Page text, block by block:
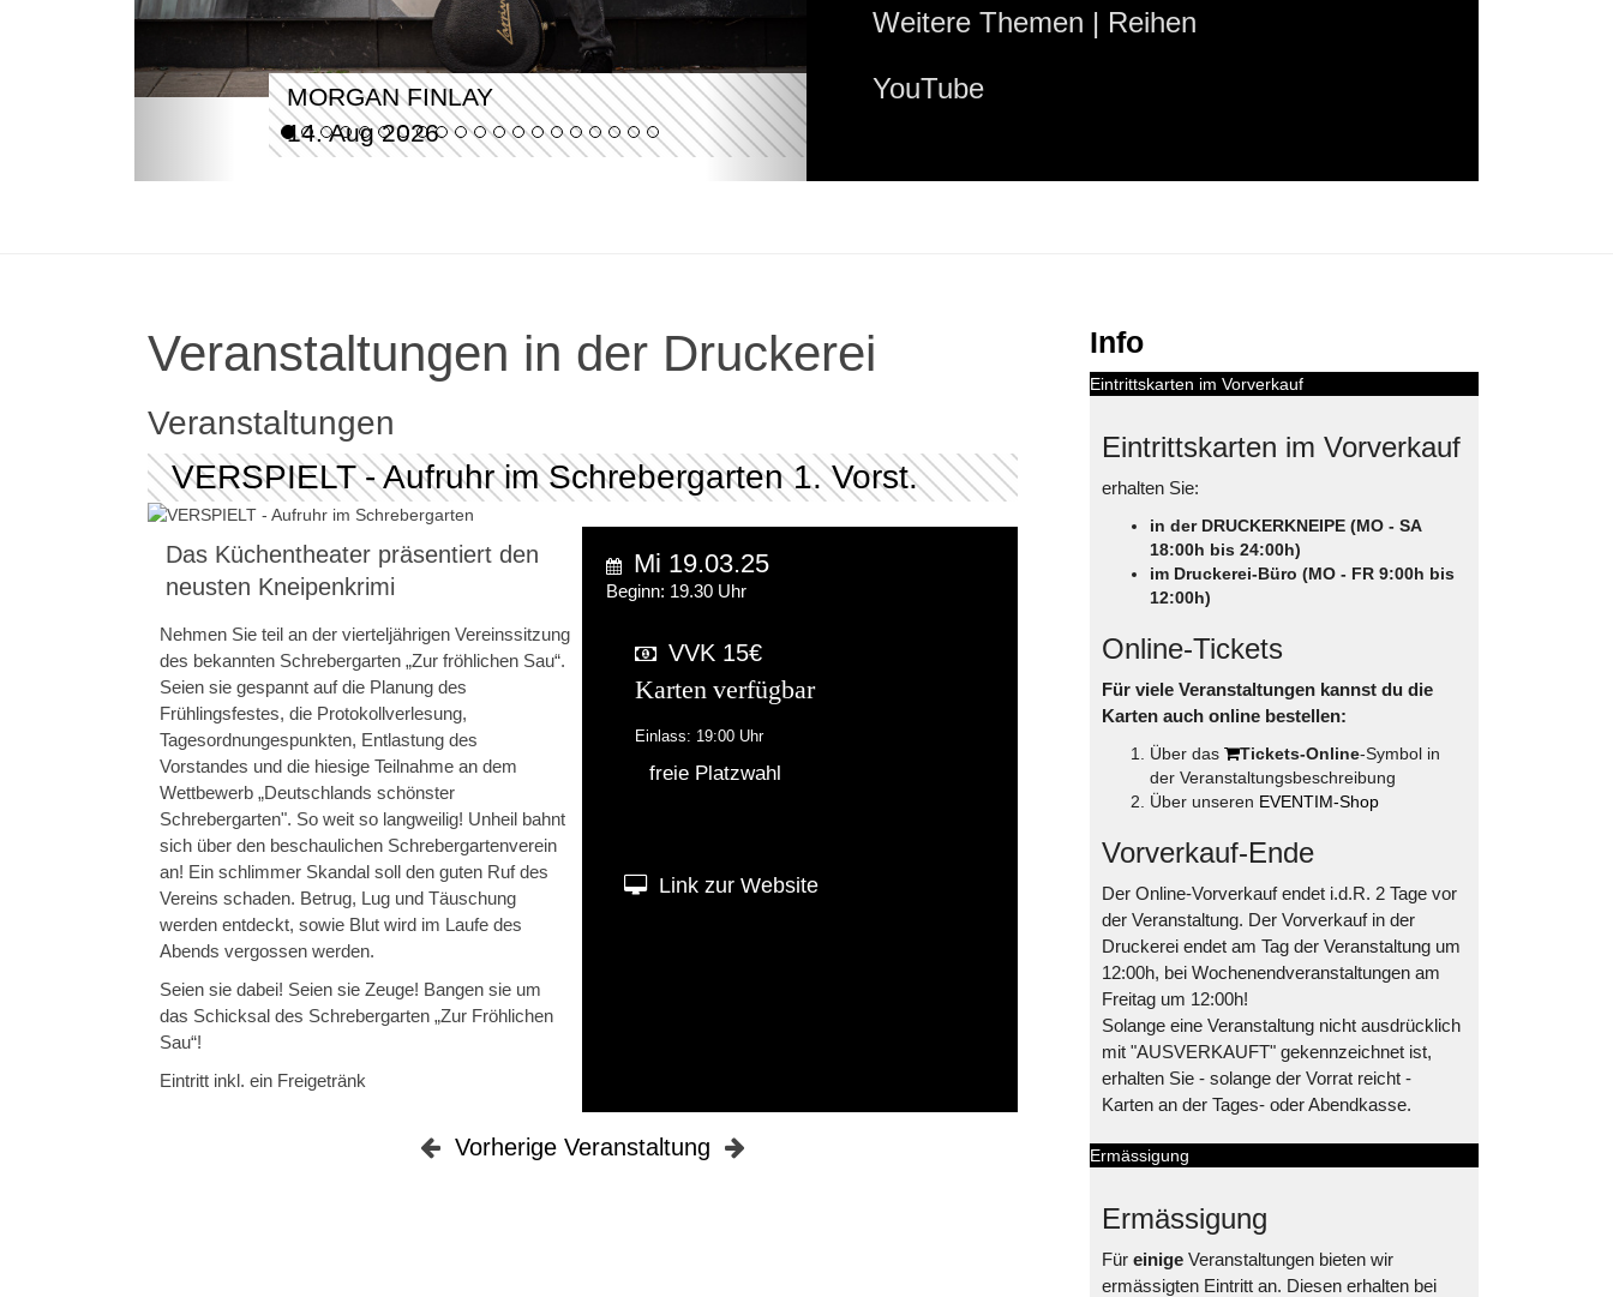
MORGAN FINLAY
14. Aug 2026
Weitere Themen | Reihen
YouTube
Veranstaltungen in der Druckerei
Veranstaltungen
VERSPIELT - Aufruhr im Schrebergarten 1. Vorst.
Das Küchentheater präsentiert den
neusten Kneipenkrimi
Nehmen Sie teil an der vierteljährigen Vereinssitzung
des bekannten Schrebergarten „Zur fröhlichen Sau“.
Seien sie gespannt auf die Planung des
Frühlingsfestes, die Protokollverlesung,
Tagesordnungespunkten, Entlastung des
Vorstandes und die hiesige Teilnahme an dem
Wettbewerb „Deutschlands schönster
Schrebergarten". So weit so langweilig! Unheil bahnt
sich über den beschaulichen Schrebergartenverein
an! Ein schlimmer Skandal soll den guten Ruf des
Vereins schaden. Betrug, Lug und Täuschung
werden entdeckt, sowie Blut wird im Laufe des
Abends vergossen werden.
Seien sie dabei! Seien sie Zeuge! Bangen sie um
das Schicksal des Schrebergarten „Zur Fröhlichen
Sau“!
Eintritt inkl. ein Freigetränk
Mi 19.03.25
Beginn: 19.30 Uhr
VVK 15€
Karten verfügbar
Einlass: 19:00 Uhr
freie Platzwahl
Link zur Website
Vorherige Veranstaltung
Info
Eintrittskarten im Vorverkauf
Eintrittskarten im Vorverkauf
erhalten Sie:
in der DRUCKERKNEIPE (MO - SA
18:00h bis 24:00h)
im Druckerei-Büro (MO - FR 9:00h bis
12:00h)
Online-Tickets
Für viele Veranstaltungen kannst du die
Karten auch online bestellen:
Über das Tickets-Online-Symbol in
der Veranstaltungsbeschreibung
Über unseren EVENTIM-Shop
Vorverkauf-Ende
Der Online-Vorverkauf endet i.d.R. 2 Tage vor
der Veranstaltung. Der Vorverkauf in der
Druckerei endet am Tag der Veranstaltung um
12:00h, bei Wochenendveranstaltungen am
Freitag um 12:00h!
Solange eine Veranstaltung nicht ausdrücklich
mit "AUSVERKAUFT" gekennzeichnet ist,
erhalten Sie - solange der Vorrat reicht -
Karten an der Tages- oder Abendkasse.
Ermässigung
Ermässigung
Für einigeVeranstaltungen bieten wir
ermässigten Eintritt an. Diesen erhalten bei